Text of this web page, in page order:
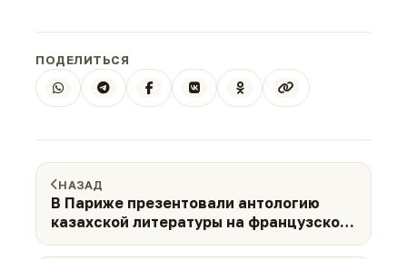
ПОДЕЛИТЬСЯ
НАЗАД
В Париже презентовали антологию
казахской литературы на французском
языке